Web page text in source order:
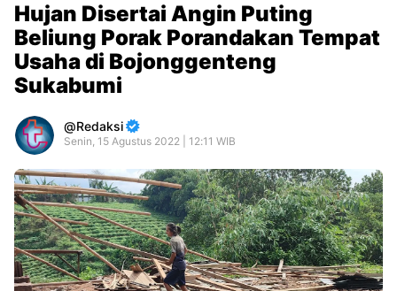
Hujan Disertai Angin Puting
Beliung Porak Porandakan Tempat
Usaha di Bojonggenteng
Sukabumi
Redaksi
Senin, 15 Agustus 2022 | 12:11 WIB